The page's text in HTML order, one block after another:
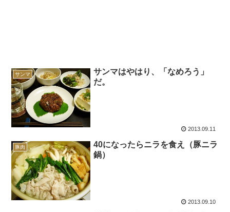
サンマ
サンマはやはり、「なめろう」
だ。
2013.09.11
豚肉
40になったらニラを食え（豚ニラ
鍋）
2013.09.10